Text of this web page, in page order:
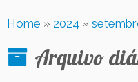
Paróquia
Expediente Paroquial
Home » 2024 »
Arquivo